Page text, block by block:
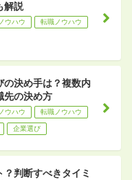
解説
ウハウ 転職ノウハウ
の決め手は？複数内
先の決め方
ウハウ 転職ノウハウ
企業選び
判断すべきタイミ